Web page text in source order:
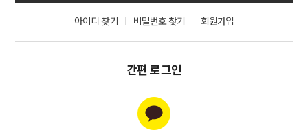
아이디 찾기 비밀번호 찾기 회원가입
간편 로그인